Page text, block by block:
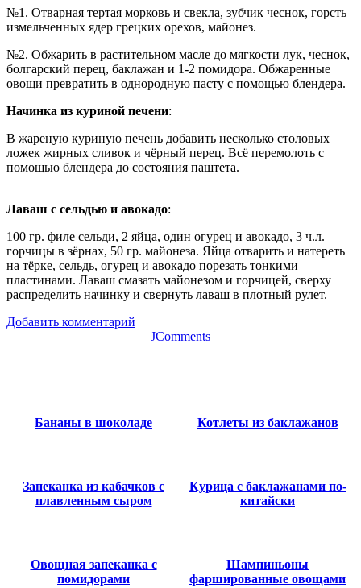
№1. Отварная тертая морковь и свекла, зубчик чеснок, горсть
измельченных ядер грецких орехов, майонез.
№2. Обжарить в растительном масле до мягкости лук, чеснок,
болгарский перец, баклажан и 1-2 помидора. Обжаренные
овощи превратить в однородную пасту с помощью блендера.
Начинка из куриной печени:
В жареную куриную печень добавить несколько столовых
ложек жирных сливок и чёрный перец. Всё перемолоть с
помощью блендера до состояния паштета.
Лаваш с сельдью и авокадо:
100 гр. филе сельди, 2 яйца, один огурец и авокадо, 3 ч.л.
горчицы в зёрнах, 50 гр. майонеза. Яйца отварить и натереть
на тёрке, сельдь, огурец и авокадо порезать тонкими
пластинами. Лаваш смазать майонезом и горчицей, сверху
распределить начинку и свернуть лаваш в плотный рулет.
Добавить комментарий
JComments
Бананы в шоколаде Котлеты из баклажанов
Запеканка из кабачков с
плавленным сыром
Курица с баклажанами по-
китайски
Овощная запеканка с
помидорами
Шампиньоны
фаршированные овощами